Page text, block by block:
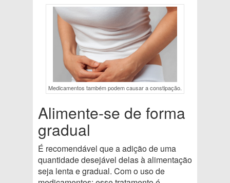
Medicamentos também podem causar a constipação.
Alimente-se de forma
gradual
É recomendável que a adição de uma
quantidade desejável delas à alimentação
seja lenta e gradual. Com o uso de